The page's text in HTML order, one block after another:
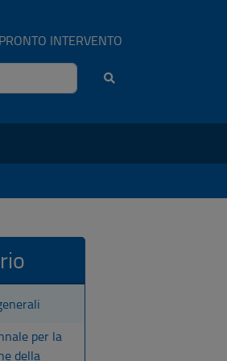
PRONTO INTERVENTO
Ricerca
per la
della